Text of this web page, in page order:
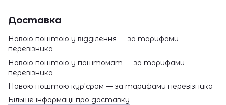
Доставка
Новою поштою у відділення — за тарифами
перевізника
Новою поштою у поштомат — за тарифами
перевізника
Новою поштою кур'єром — за тарифами перевізника
Більше інформації про доставку